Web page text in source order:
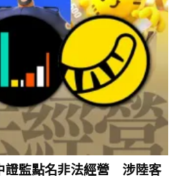
證監點名非法經營 涉陸客